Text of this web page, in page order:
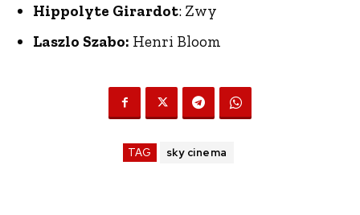
Hippolyte Girardot: Zwy
Laszlo Szabo: Henri Bloom
TAG sky cinema